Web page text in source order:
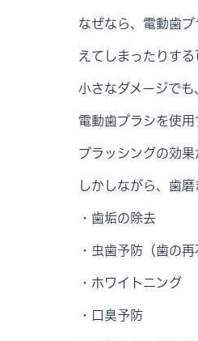
なぜなら、電動歯
えてしまったりする
小さなダメージで
電動歯ブラシを使
ブラッシングの効
しかしながら、歯
・歯垢の除去
・虫歯予防（歯の再
・ホワイトニング
・口臭予防